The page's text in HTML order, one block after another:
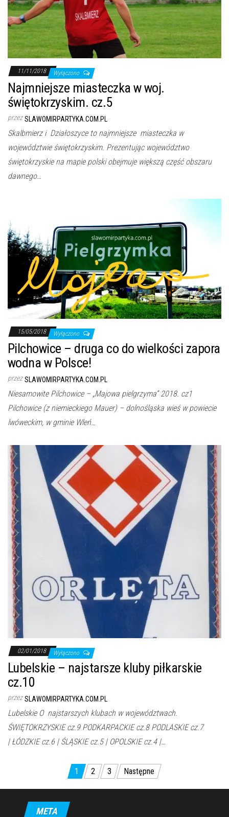
11/11/2018 Wyłączono
Najmniejsze miasteczka w woj.
świętokrzyskim. cz.5
przez SLAWOMIRPARTYKA.COM.PL
Skalbmierz i Działoszyce to najmniejsze miasteczka w
województwie świętokrzyskim. Prezentując województwo
świętokrzyskie na mapie polski obejmuje większą część obszaru
dawnego…
15/05/2018 Wyłączono
Pilchowice – druga co do wielkości zapora
wodna w Polsce!
przez SLAWOMIRPARTYKA.COM.PL
Niesamowite Pilchowice – „Majowa pielgrzyma” 2018. cz1
Pilchowice (z niemieckiego Mauer) – dolnośląska wieś w powiecie
lwóweckim, w gminie Wleń…
02/01/2018 Wyłączono
Lubelskie – najstarsze kluby piłkarskie
cz.10
przez SLAWOMIRPARTYKA.COM.PL
Lubelskie O najstarszych klubach w województwach.
ŚWIĘTOKRZYSKIE cz.9 PODKARPACKIE cz.8 PODLASKIE cz.7
| ŁÓDZKIE cz.6 | ŚLĄSKIE cz.5 | OPOLSKIE cz.4 |…
Stronicowanie
wpisów
1 2 3 Następne
META